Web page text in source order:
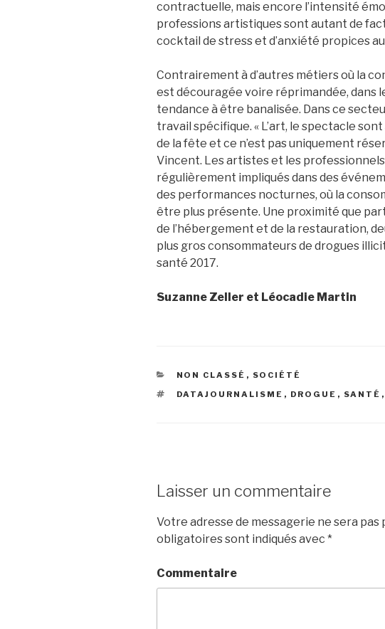
contractuelle, mais encore l’intensité
professions artistiques sont autant de
cocktail de stress et d’anxiété propices
Contrairement à d’autres métiers où la
est découragée voire réprimandée, dans
tendance à être banalisée. Dans ce
travail spécifique. « L’art, le spectacle
de la fête et ce n’est pas uniquement
Vincent. Les artistes et les
régulièrement impliqués dans des
des performances nocturnes, où la
être plus présente. Une proximité que
de l’hébergement et de la restauration,
plus gros consommateurs de drogues
santé 2017.
Suzanne Zeller et Léocadie Martin
CATÉGORIES
NON CLASSÉ , SOCIÉTÉ
ÉTIQUETTES
DATAJOURNALISME , DROGUE , SANTÉ ,
Laisser un commentaire
Votre adresse de messagerie ne sera pas
obligatoires sont indiqués avec *
Commentaire